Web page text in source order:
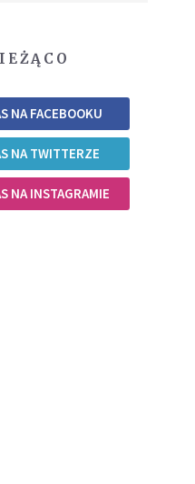
NA FACEBOOKU
NA TWITTERZE
NA INSTAGRAMIE